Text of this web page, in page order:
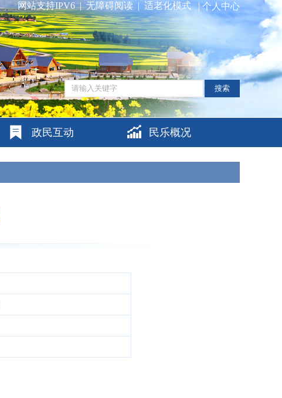
网站支持IPV6 | 无障碍阅读 | 适老化模式 | 个人中心
搜索
政民互动 民乐概况